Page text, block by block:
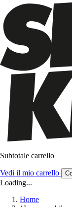
Subtotale carrello
Vedi il mio carrello
Loading...
Home